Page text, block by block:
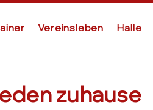
Vereinsleben Halle
zuhause